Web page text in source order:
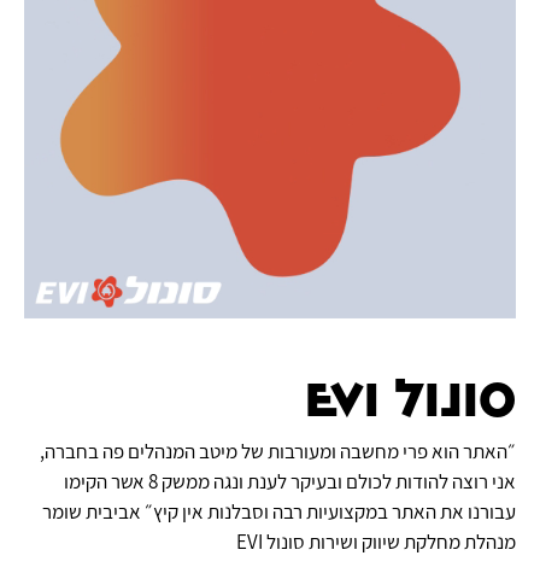
סונול EVI
״האתר הוא פרי מחשבה ומעורבות של מיטב המנהלים פה בחברה,
אני רוצה להודות לכולם ובעיקר לענת ונגה ממשק 8 אשר הקימו
עבורנו את האתר במקצועיות רבה וסבלנות אין קיץ״ אביבית שומר
מנהלת מחלקת שיווק ושירות סונול EVI